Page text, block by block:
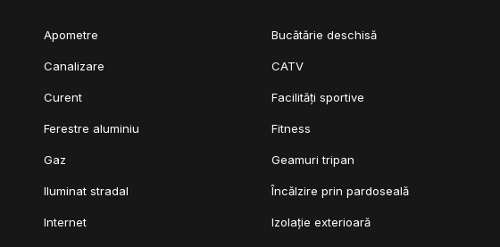
Apometre Bucătărie deschisă
Canalizare CATV
Curent Facilități sportive
Ferestre aluminiu Fitness
Gaz Geamuri tripan
Iluminat stradal Încălzire prin pardoseală
Internet Izolație exterioară